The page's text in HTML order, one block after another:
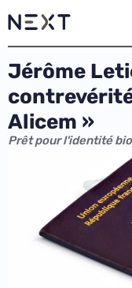
Jérôme
Alicem »
Prêt pour l'identité